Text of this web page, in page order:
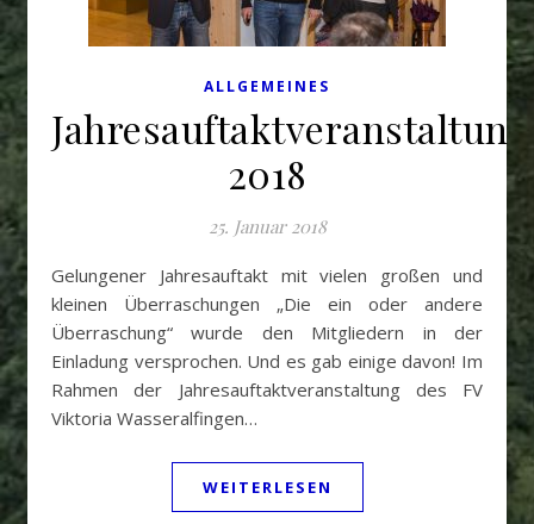
ALLGEMEINES
Jahresauftaktveranstaltung
2018
25. Januar 2018
Gelungener Jahresauftakt mit vielen großen und
kleinen Überraschungen „Die ein oder andere
Überraschung“ wurde den Mitgliedern in der
Einladung versprochen. Und es gab einige davon! Im
Rahmen der Jahresauftaktveranstaltung des FV
Viktoria Wasseralfingen…
WEITERLESEN